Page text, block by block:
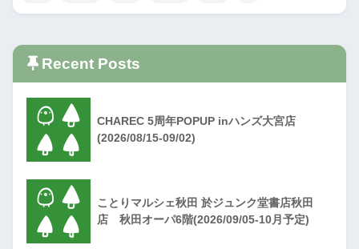
Recent Posts
CHAREC 5周年POPUP inハンズ大宮店
(2026/08/15-09/02)
ことりマルシェ秋田 於ジュンク堂書店秋田
店 秋田オーパ6階(2026/09/05-10月予定)